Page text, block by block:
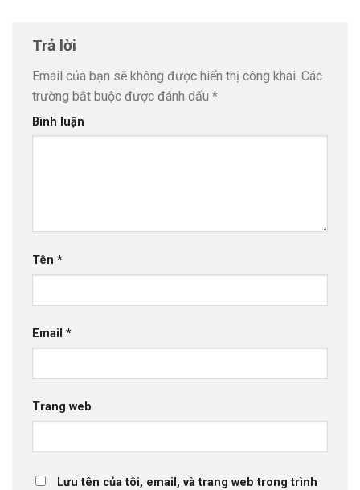
Trả lời
Email của bạn sẽ không được hiển thị công khai. Các
trường bắt buộc được đánh dấu *
Bình luận
Tên *
Email *
Trang web
Lưu tên của tôi, email, và trang web trong trình